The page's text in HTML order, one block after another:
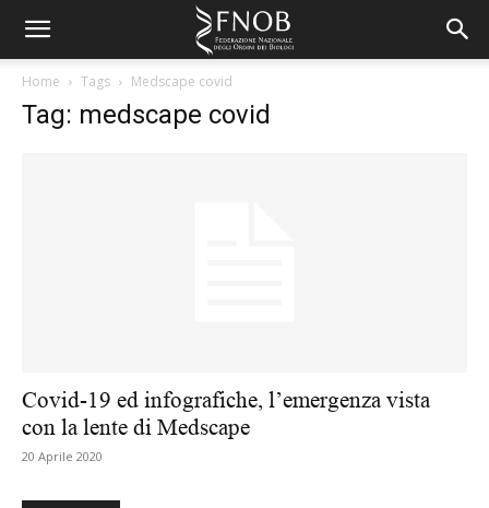
Home Tags Medscape covid
Tag: medscape covid
Covid-19 ed infografiche, l’emergenza vista
con la lente di Medscape
20 Aprile 2020